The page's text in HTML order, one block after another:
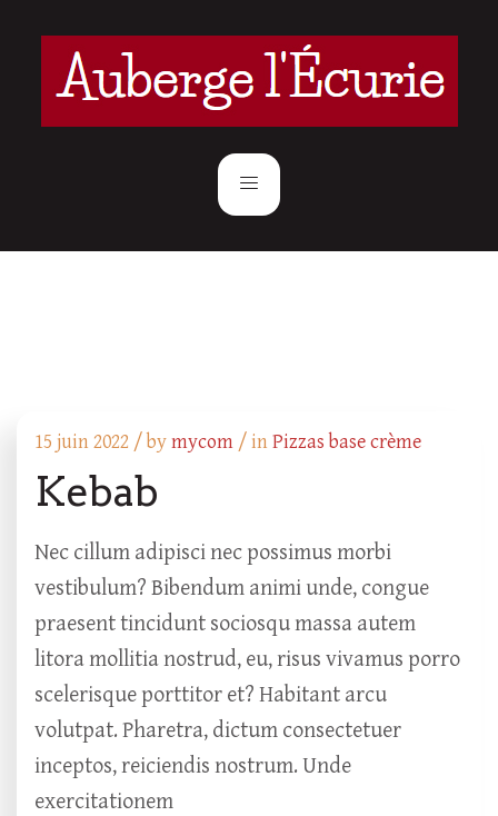
15 juin 2022 /bymycom / inPizzas base crème
Kebab
Nec cillum adipisci nec possimus morbi
vestibulum? Bibendum animi unde, congue
praesent tincidunt sociosqu massa autem
litora mollitia nostrud, eu, risus vivamus porro
scelerisque porttitor et? Habitant arcu
volutpat. Pharetra, dictum consectetuer
inceptos, reiciendis nostrum. Unde
exercitationem